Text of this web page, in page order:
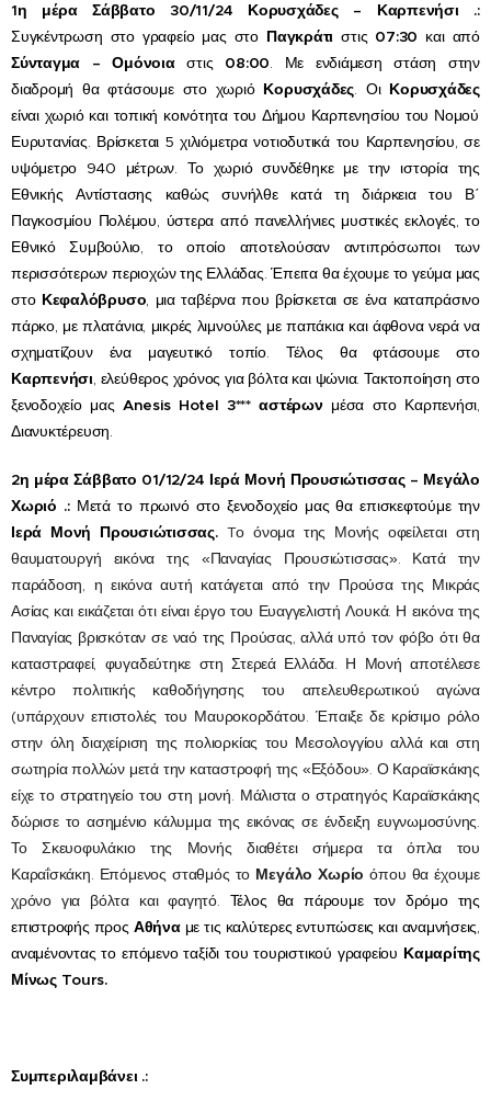
1η μέρα Σάββατο30/11/24 Κορυσχάδες – Καρπενήσι .:
Συγκέντρωση στο γραφείο μας στο Παγκράτι στις 07:30 και από
Σύνταγμα – Ομόνοια
στις 08:00. Με ενδιάμεση στάση στην
διαδρομή θα φτάσουμε στο χωριό Κορυσχάδες. Οι Κορυσχάδες
είναι χωριό και τοπική κοινότητα του Δήμου Καρπενησίου του Νομού
Ευρυτανίας. Βρίσκεται 5 χιλιόμετρα νοτιοδυτικά του Καρπενησίου, σε
υψόμετρο 940 μέτρων. Το χωριό συνδέθηκε με την ιστορία της
Εθνικής Αντίστασης καθώς συνήλθε κατά τη διάρκεια του Β΄
Παγκοσμίου Πολέμου, ύστερα από πανελλήνιες μυστικές εκλογές, το
Εθνικό Συμβούλιο, το οποίο αποτελούσαν αντιπρόσωποι των
περισσότερων περιοχών της Ελλάδας. Έπειτα θα έχουμε το γεύμα μας
στο Κεφαλόβρυσο, μια ταβέρνα που βρίσκεται σε ένα καταπράσινο
πάρκο, με πλατάνια, μικρές λιμνούλες με παπάκια και άφθονα νερά να
σχηματίζουν ένα μαγευτικό τοπίο. Τέλος θα φτάσουμε στο
Καρπενήσι, ελεύθερος χρόνος για βόλτα και ψώνια.Τακτοποίηση στο
ξενοδοχείο μας Anesis Hotel 3*** αστέρων μέσα στο Καρπενήσι,
Διανυκτέρευση.
2η μέραΣάββατο 01/12/24 Ιερά Μονή Προυσιώτισσας – Μεγάλο
Χωριό .: Μετά το πρωινό στο ξενοδοχείο μας θα επισκεφτούμε την
Ιερά Μονή Προυσιώτισσας. Tο όνομα της Μονής οφείλεται στη
θαυματουργή εικόνα της «Παναγίας Προυσιώτισσας». Κατά την
παράδοση, η εικόνα αυτή κατάγεται από την Προύσατης Μικράς
Ασίας και εικάζεται ότι είναι έργο του Ευαγγελιστή Λουκά. Η εικόνα της
Παναγίας βρισκόταν σε ναό της Προύσας, αλλά υπό τον φόβο ότι θα
καταστραφεί, φυγαδεύτηκε στηΣτερεά Ελλάδα. Η Μονή αποτέλεσε
κέντρο πολιτικής καθοδήγησης του απελευθερωτικού αγώνα
(υπάρχουν επιστολές του Μαυροκορδάτου. Έπαιξε δε κρίσιμο ρόλο
στην όλη διαχείριση τηςπολιορκίας του Μεσολογγίουαλλά και στη
σωτηρία πολλών μετά την καταστροφή της «Εξόδου». Ο Καραϊσκάκης
είχε το στρατηγείο του στη μονή. Μάλιστα ο στρατηγός Καραϊσκάκης
δώρισε το ασημένιο κάλυμμα της εικόνας σε ένδειξη ευγνωμοσύνης.
Το Σκευοφυλάκιο της Μονής διαθέτει σήμερα τα όπλα του
Καραΐσκάκη. Επόμενος σταθμός το Μεγάλο Χωρίο όπου θα έχουμε
χρόνο για βόλτα και φαγητό. Τέλος θα πάρουμε τον δρόμο της
επιστροφής προς Αθήναμε τις καλύτερες εντυπώσεις και αναμνήσεις,
αναμένοντας το επόμενο ταξίδι του τουριστικού γραφείου Καμαρίτης
ΜίνωςTours.
Συμπεριλαμβάνει .: